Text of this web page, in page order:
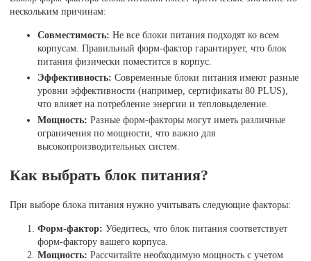
нескольким причинам:
Совместимость: Не все блоки питания подходят ко всем
корпусам. Правильный форм-фактор гарантирует, что блок
питания физически поместится в корпус.
Эффективность: Современные блоки питания имеют разные
уровни эффективности (например, сертификаты 80 PLUS),
что влияет на потребление энергии и тепловыделение.
Мощность: Разные форм-факторы могут иметь различные
ограничения по мощности, что важно для
высокопроизводительных систем.
Как выбрать блок питания?
При выборе блока питания нужно учитывать следующие факторы:
Форм-фактор: Убедитесь, что блок питания соответствует
форм-фактору вашего корпуса.
Мощность: Рассчитайте необходимую мощность с учетом